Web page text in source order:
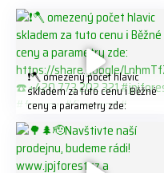
❗️🪓 omezený počet hlavic
skladem za tuto cenu ℹ️ Běžné
ceny a parametry zde:
https://share.google/LnhmTfZl
K8W5t7i6o ☎️ +420 773 202
321 #jpjforest #forsmw
#firewood #